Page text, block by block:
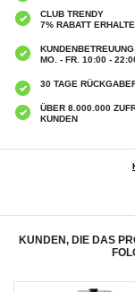
CLUB TRENDY
7% RABATT
KUNDENBETREUUNG
MO. - FR. 10:00 -
30 TAGE
ÜBER 8.000.000
KUNDEN
KUNDEN, DIE DAS